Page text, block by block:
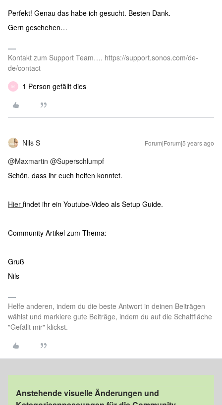
Perfekt! Genau das habe ich gesucht. Besten Dank.
Gern geschehen…
Kontakt zum Support Team…. https://support.sonos.com/de-
de/contact
M 1 Person gefällt dies
Nils S Forum|Forum|5 years ago
@Maxmartin @Superschlumpf
Schön, dass ihr euch helfen konntet.
Hier findet ihr ein Youtube-Video als Setup Guide.
Community Artikel zum Thema:
Gruß
Nils
Helfe anderen, indem du die beste Antwort in deinen Beiträgen
wählst und markiere gute Beiträge, indem du auf die Schaltfläche
"Gefällt mir" klickst.
Anstehende visuelle Änderungen und